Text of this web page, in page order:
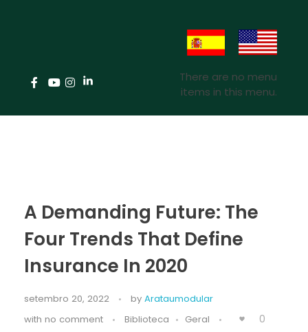
There are no menu
items in this menu.
A Demanding Future: The
Four Trends That Define
Insurance In 2020
setembro 20, 2022 by Arataumodular
with no comment Biblioteca Geral 0